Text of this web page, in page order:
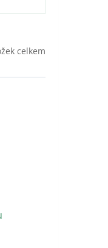
celkem